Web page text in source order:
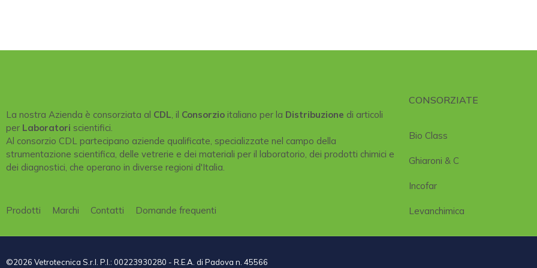
La nostra Azienda è consorziata al CDL, il Consorzio italiano per la Distribuzione di articoli
per Laboratori scientifici.
Al consorzio CDL partecipano aziende qualificate, specializzate nel campo della
strumentazione scientifica, delle vetrerie e dei materiali per il laboratorio, dei prodotti chimici e
dei diagnostici, che operano in diverse regioni d'Italia.
Prodotti Marchi Contatti Domande frequenti
CONSORZIATE
Bio Class
Ghiaroni & C
Incofar
Levanchimica
©2026 Vetrotecnica S.r.l. P.I.: 00223930280 - R.E.A. di Padova n. 45566